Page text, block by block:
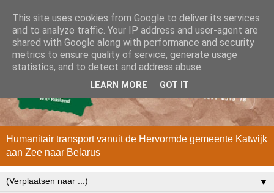
Humanitair transport vanuit de Hervormde gemeente Katwijk
aan Zee naar Belarus
▼
This site uses cookies from Google to deliver its services
and to analyze traffic. Your IP address and user-agent are
shared with Google along with performance and security
metrics to ensure quality of service, generate usage
statistics, and to detect and address abuse.
LEARN MORE GOT IT